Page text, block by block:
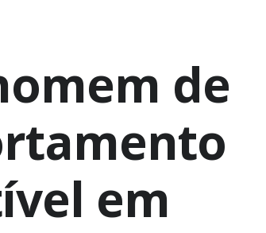
de
em